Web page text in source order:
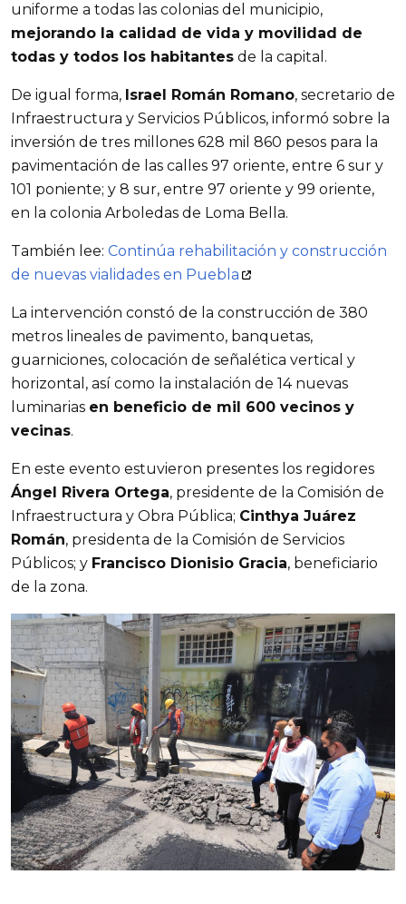
uniforme a todas las colonias del municipio,
mejorando la calidad de vida y movilidad de
todas y todos los habitantes de la capital.
De igual forma, Israel Román Romano, secretario de
Infraestructura y Servicios Públicos, informó sobre la
inversión de tres millones 628 mil 860 pesos para la
pavimentación de las calles 97 oriente, entre 6 sur y
101 poniente; y 8 sur, entre 97 oriente y 99 oriente,
en la colonia Arboledas de Loma Bella.
También lee: Continúa rehabilitación y construcción
de nuevas vialidades en Puebla
La intervención constó de la construcción de 380
metros lineales de pavimento, banquetas,
guarniciones, colocación de señalética vertical y
horizontal, así como la instalación de 14 nuevas
luminarias en beneficio de mil 600 vecinos y
vecinas.
En este evento estuvieron presentes los regidores
Ángel Rivera Ortega, presidente de la Comisión de
Infraestructura y Obra Pública; Cinthya Juárez
Román, presidenta de la Comisión de Servicios
Públicos; y Francisco Dionisio Gracia, beneficiario
de la zona.